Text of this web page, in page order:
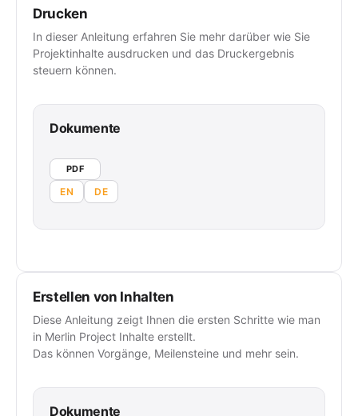
Drucken
In dieser Anleitung erfahren Sie mehr darüber wie Sie
Projektinhalte ausdrucken und das Druckergebnis
steuern können.
Dokumente
PDF
EN DE
Erstellen von Inhalten
Diese Anleitung zeigt Ihnen die ersten Schritte wie man
in Merlin Project Inhalte erstellt.
Das können Vorgänge, Meilensteine und mehr sein.
Dokumente